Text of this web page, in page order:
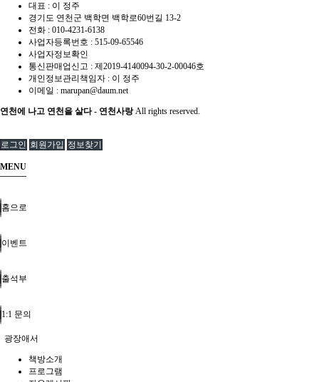
대표 : 이 정주
경기도 연천군 백학면 백학로60번길 13-2
전화 : 010-4231-6138
사업자등록번호 : 515-09-65546
사업자정보확인
통신판매업신고 : 제2019-4140094-30-2-00046호
개인정보관리책임자 : 이 정주
이메일 : marupan@daum.net
연천에 나고 연천을 살다 - 연천사랑All rights reserved.
로그인 회원가입 정보찾기
MENU
홈으로
이벤트
출석부
1:1 문의
광장애서
책방소개
프로그램